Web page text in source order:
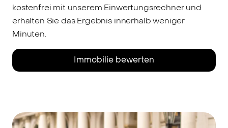
kostenfrei mit unserem Einwertungsrechner und
erhalten Sie das Ergebnis innerhalb weniger
Minuten.
Immobilie bewerten